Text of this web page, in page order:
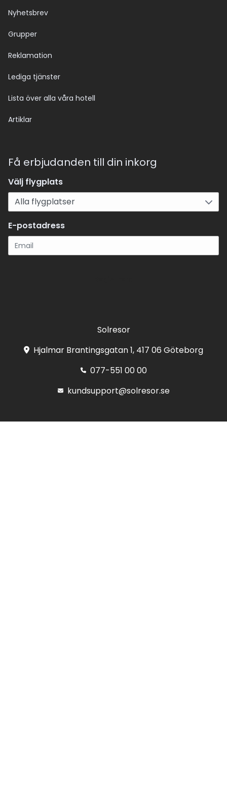
Nyhetsbrev
Grupper
Reklamation
Lediga tjänster
Lista över alla våra hotell
Artiklar
Få erbjudanden till din inkorg
Välj flygplats
E-postadress
Solresor
Hjalmar Brantingsgatan 1, 417 06 Göteborg
077-551 00 00
kundsupport@solresor.se